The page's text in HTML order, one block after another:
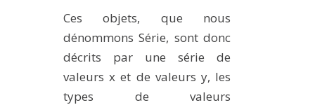
Ces objets, que nous
dénommons Série, sont donc
décrits par une série de
valeurs x et de valeurs y, les
types de valeurs